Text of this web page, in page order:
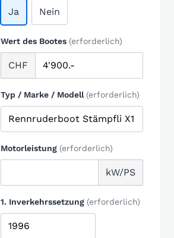
Ja Nein
Wert des Bootes (erforderlich)
CHF
Typ / Marke / Modell (erforderlich)
Motorleistung (erforderlich)
kW/PS
1. Inverkehrssetzung (erforderlich)